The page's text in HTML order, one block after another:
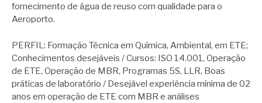
fornecimento de água de reuso com qualidade para o
Aeroporto.
PERFIL: Formação Técnica em Química, Ambiental, em ETE;
Conhecimentos desejáveis / Cursos: ISO 14.001, Operação
de ETE, Operação de MBR, Programas 5S, LLR, Boas
práticas de laboratório / Desejável experiência mínima de 02
anos em operação de ETE com MBR e análises